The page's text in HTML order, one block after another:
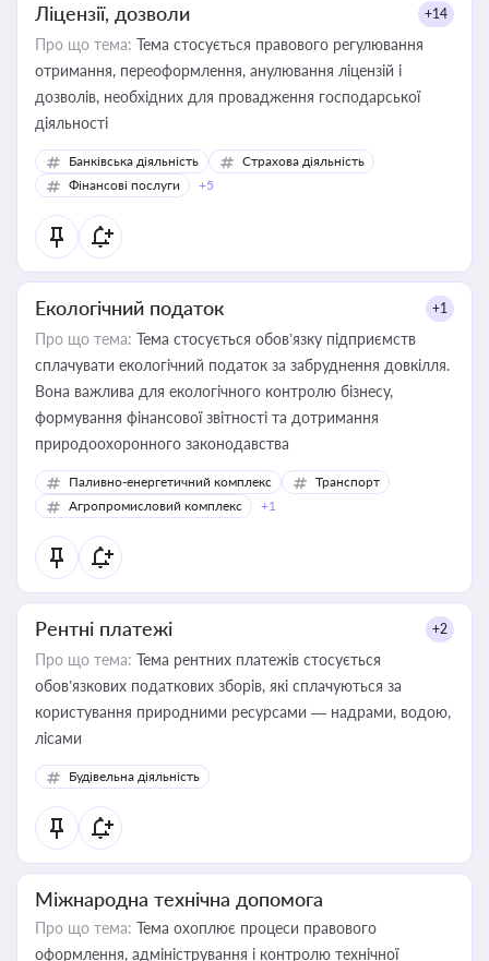
Ліцензії, дозволи +14
Про що тема: Тема стосується правового регулювання
отримання, переоформлення, анулювання ліцензій і
дозволів, необхідних для провадження господарської
діяльності
Банківська діяльність
Страхова діяльність
Фінансові послуги
+5
Екологічний податок +1
Про що тема: Тема стосується обов’язку підприємств
сплачувати екологічний податок за забруднення довкілля.
Вона важлива для екологічного контролю бізнесу,
формування фінансової звітності та дотримання
природоохоронного законодавства
Паливно-енергетичний комплекс
Транспорт
Агропромисловий комплекс
+1
Рентні платежі +2
Про що тема: Тема рентних платежів стосується
обов’язкових податкових зборів, які сплачуються за
користування природними ресурсами — надрами, водою,
лісами
Будівельна діяльність
Міжнародна технічна допомога
Про що тема: Тема охоплює процеси правового
оформлення, адміністрування і контролю технічної